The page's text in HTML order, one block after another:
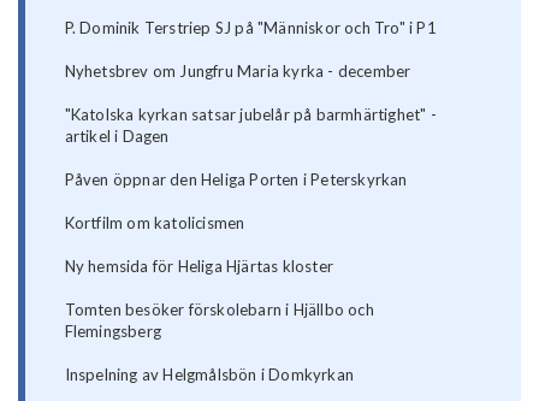
P. Dominik Terstriep SJ på "Människor och Tro" i P1
Nyhetsbrev om Jungfru Maria kyrka - december
"Katolska kyrkan satsar jubelår på barmhärtighet" -
artikel i Dagen
Påven öppnar den Heliga Porten i Peterskyrkan
Kortfilm om katolicismen
Ny hemsida för Heliga Hjärtas kloster
Tomten besöker förskolebarn i Hjällbo och
Flemingsberg
Inspelning av Helgmålsbön i Domkyrkan